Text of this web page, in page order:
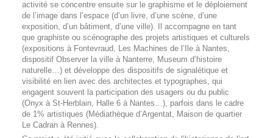
activité se concentre ensuite sur le graphisme et le déploiement
de l’image dans l’espace (d’un livre, d’une scène, d’une
exposition, d’un bâtiment, d’une ville). Il accompagne en tant
que graphiste ou scénographe des projets artistiques et culturels
(expositions à Fontevraud, Les Machines de l’Ile à Nantes,
dispositif Observer la ville à Nanterre, Museum d’histoire
naturelle…) et développe des dispositifs de signalétique et
visibilité en lien avec des architectes et typographes, qui
engagent souvent la participation des usagers ou du public
(Onyx à St-Herblain, Halle 6 à Nantes…), parfois dans le cadre
de 1% artistiques (Médiathèque d’Argentat, Maison de quartier
Le Cadran à Rennes).